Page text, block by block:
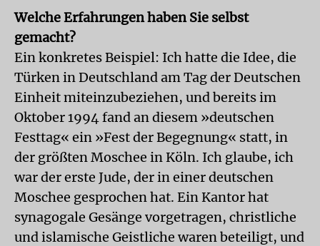
Welche Erfahrungen haben Sie selbst
gemacht?
Ein konkretes Beispiel: Ich hatte die Idee, die
Türken in Deutschland am Tag der Deutschen
Einheit miteinzubeziehen, und bereits im
Oktober 1994 fand an diesem »deutschen
Festtag« ein »Fest der Begegnung« statt, in
der größten Moschee in Köln. Ich glaube, ich
war der erste Jude, der in einer deutschen
Moschee gesprochen hat. Ein Kantor hat
synagogale Gesänge vorgetragen, christliche
und islamische Geistliche waren beteiligt, und